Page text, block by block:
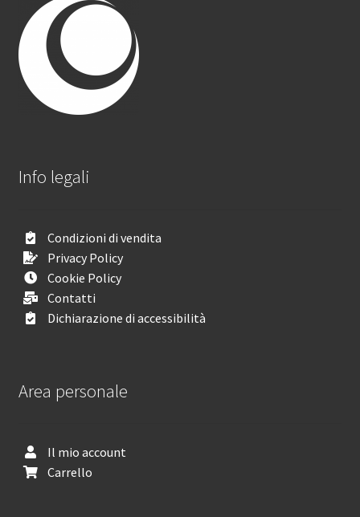
Info legali
Condizioni di vendita
Privacy Policy
Cookie Policy
Contatti
Dichiarazione di accessibilità
Area personale
Il mio account
Carrello